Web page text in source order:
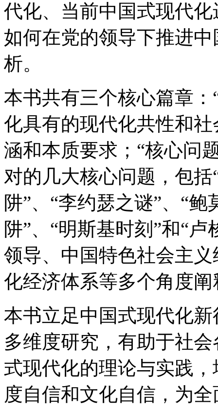
代化、当前中国式现代
如何在党的领导下推进
析。
本书共有三个核心篇章
化具有的现代化共性和
涵和本质要求；“核心问
对的几大核心问题，包
阱”、“李约瑟之谜”、“
阱”、“明斯基时刻”和“
领导、中国特色社会主
化经济体系等多个角度
本书立足中国式现代化
多维度研究，有助于社
式现代化的理论与实践
度自信和文化自信，为